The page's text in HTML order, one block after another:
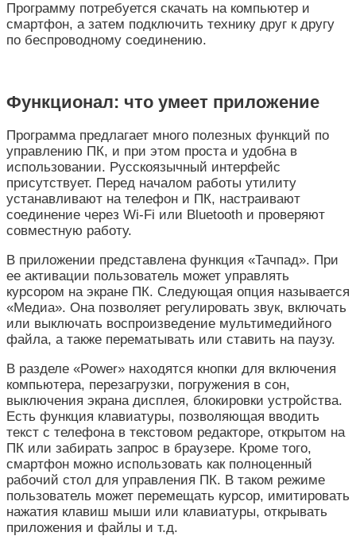
Программу потребуется скачать на компьютер и
смартфон, а затем подключить технику друг к другу
по беспроводному соединению.
Функционал: что умеет приложение
Программа предлагает много полезных функций по
управлению ПК, и при этом проста и удобна в
использовании. Русскоязычный интерфейс
присутствует. Перед началом работы утилиту
устанавливают на телефон и ПК, настраивают
соединение через Wi-Fi или Bluetooth и проверяют
совместную работу.
В приложении представлена функция «Тачпад». При
ее активации пользователь может управлять
курсором на экране ПК. Следующая опция называется
«Медиа». Она позволяет регулировать звук, включать
или выключать воспроизведение мультимедийного
файла, а также перематывать или ставить на паузу.
В разделе «Power» находятся кнопки для включения
компьютера, перезагрузки, погружения в сон,
выключения экрана дисплея, блокировки устройства.
Есть функция клавиатуры, позволяющая вводить
текст с телефона в текстовом редакторе, открытом на
ПК или забирать запрос в браузере. Кроме того,
смартфон можно использовать как полноценный
рабочий стол для управления ПК. В таком режиме
пользователь может перемещать курсор, имитировать
нажатия клавиш мыши или клавиатуры, открывать
приложения и файлы и т.д.